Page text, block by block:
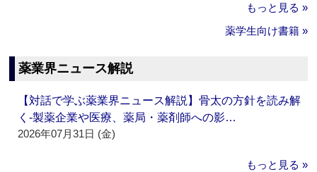
もっと見る »
薬学生向け書籍 »
薬業界ニュース解説
【対話で学ぶ薬業界ニュース解説】骨太の方針を読み解
く‐製薬企業や医療、薬局・薬剤師への影…
2026年07月31日 (金)
もっと見る »